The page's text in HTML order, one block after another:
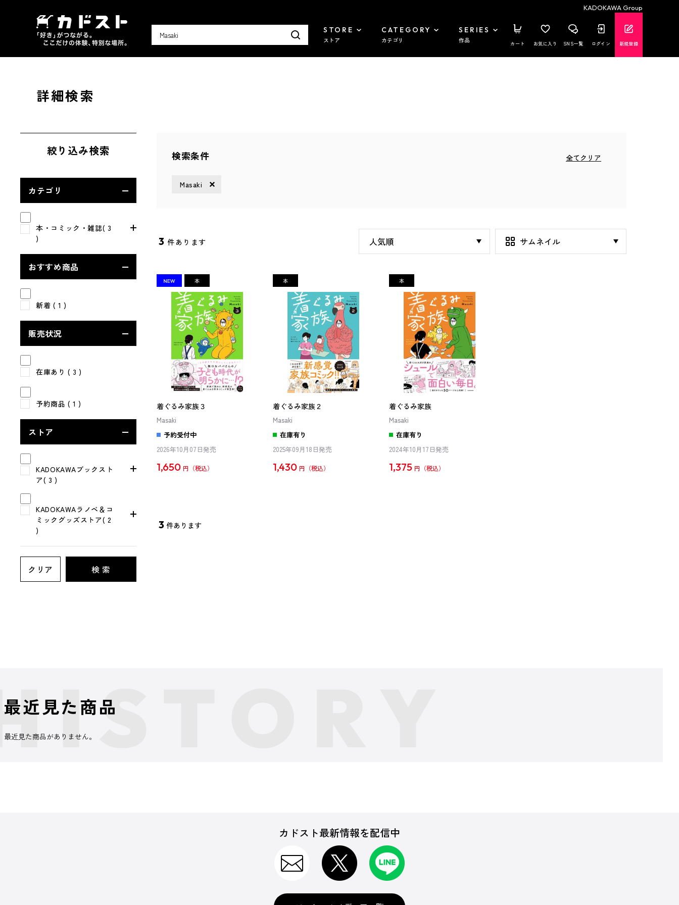
KADOKAWA Group
STORE
ストア
CATEGORY
カテゴリ
SERIES
作品 カート お気に入り SNS一覧 ログイン 新規登録
詳細検索
絞り込み検索
カテゴリ
本・コミック・雑誌( 3
)
おすすめ商品
新着 ( 1 )
販売状況
在庫あり ( 3 )
予約商品 ( 1 )
ストア
KADOKAWAブックスト
ア( 3 )
KADOKAWAラノベ＆コ
ミックグッズストア( 2
)
クリア 検 索
検索条件 全てクリア
Masaki
3 件あります
着ぐるみ家族３
Masaki
予約受付中
2026年10月07日発売
1,650 円
着ぐるみ家族２
Masaki
在庫有り
2025年09月18日発売
1,430 円
着ぐるみ家族
Masaki
在庫有り
2024年10月17日発売
1,375 円
3 件あります
最近見た商品
最近見た商品がありません。
カドスト最新情報を配信中